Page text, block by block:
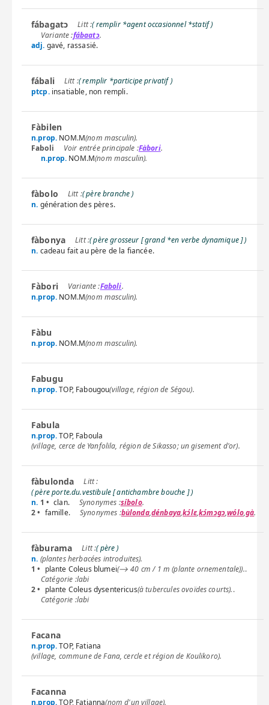
fábagatɔ
( remplir *agent occasionnel *statif )
fábaatɔ.
adj. gavé, rassasié.
fábali
( remplir *participe privatif )
ptcp. insatiable, non rempli.
Fàbilen
n.prop. NOM.M(nom masculin).
Faboli
Fàbori.
n.prop. NOM.M(nom masculin).
fàbolo
( père branche )
n. génération des pères.
fàbonya
( père grosseur [ grand *en verbe dynamique ] )
n. cadeau fait au père de la fiancée.
Fàbori Faboli.
n.prop. NOM.M(nom masculin).
Fàbu
n.prop. NOM.M(nom masculin).
Fabugu
n.prop.TOP, Fabougou(village, région de Ségou).
Fabula
n.prop.TOP, Faboula
(village, cerce de Yanfolila, région de Sikasso; un gisement d'or).
fàbulonda
( père porte.du.vestibule [ antichambre bouche ] )
n. 1 • clan. síbolo.
2 • famille. bùlonda,dénbaya,kɔ́lɛ,kɔ́mɔgɔ,wólo,gà.
fàburama
( père )
n. (plantes herbacées introduites).
1 • plante Coleus blumei(⟶ 40 cm / 1 m (plante ornementale))..
labi
2 • plante Coleus dysentericus(à tubercules ovoïdes courts)..
labi
Facana
n.prop.TOP, Fatiana
(village, commune de Fana, cercle et région de Koulikoro).
Facanna
n.prop.TOP, Fatianna(nom d'un village).